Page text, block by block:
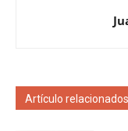
Artículo relacionados